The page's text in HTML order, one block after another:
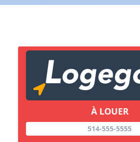
À LOUER
514-555-5555
X Fermer
Copier lien
X Fermer